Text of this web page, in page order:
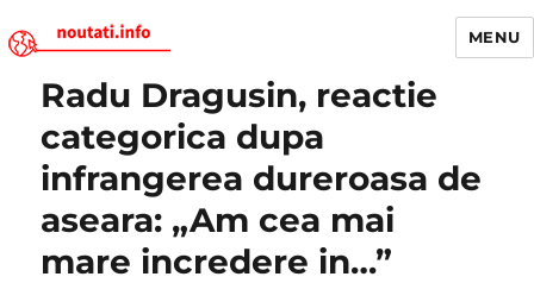
Noutati.Info
MENU
Radu Dragusin, reactie
categorica dupa
infrangerea dureroasa de
aseara: „Am cea mai
mare incredere in…”